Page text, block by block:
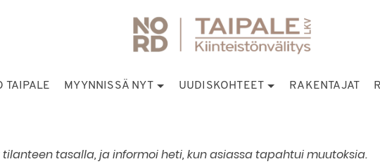
TAIPALE MYYNNISSÄ NYT UUDISKOHTEET RAKENTAJAT
tasalla, ja informoi heti, kun asiassa tapahtui muutoksia.